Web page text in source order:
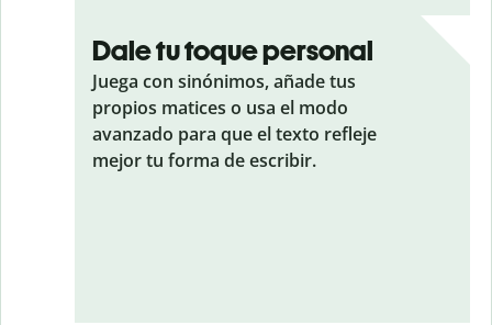
Dale tu toque personal
Juega con sinónimos, añade tus
propios matices o usa el modo
avanzado para que el texto refleje
mejor tu forma de escribir.